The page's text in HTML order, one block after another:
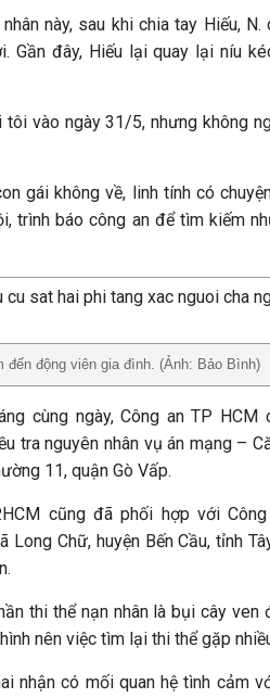
này, sau khi chia tay Hiếu,
Gần đây, Hiếu lại quay lại níu
vào ngày 31/5, nhưng không
gái không về, linh tính có
trình báo công an để tìm kiếm
đến động viên gia đình. (Ảnh: Bảo Bình)
cùng ngày, Công an TP
tra nguyên nhân vụ án mạng –
11, quận Gò Vấp.
cũng đã phối hợp với
Long Chữ, huyện Bến Cầu, tỉnh
thi thể nạn nhân là bụi cây ven
nên việc tìm lại thi thể gặp
nhận có mối quan hệ tình cảm